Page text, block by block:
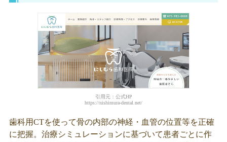
引用元：公式HP
https://nishimura-dental.net/
歯科用CTを使って骨の内部の神経・血管の位置等を正確
に把握。治療シミュレーションに基づいて患者ごとに作